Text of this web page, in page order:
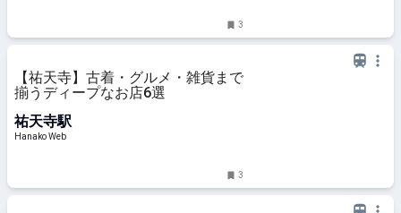
3
【祐天寺】古着・グルメ・雑貨まで
揃うディープなお店6選
祐天寺駅
Hanako Web
3